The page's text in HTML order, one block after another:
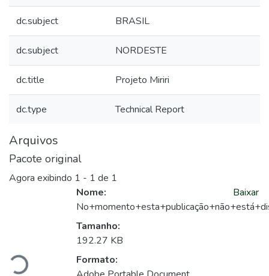
dc.subject BRASIL
dc.subject NORDESTE
dc.title Projeto Miriri
dc.type Technical Report
Arquivos
Pacote original
Agora exibindo 1 - 1 de 1
Nome:
Tamanho:
192.27 KB
Formato:
Baixar